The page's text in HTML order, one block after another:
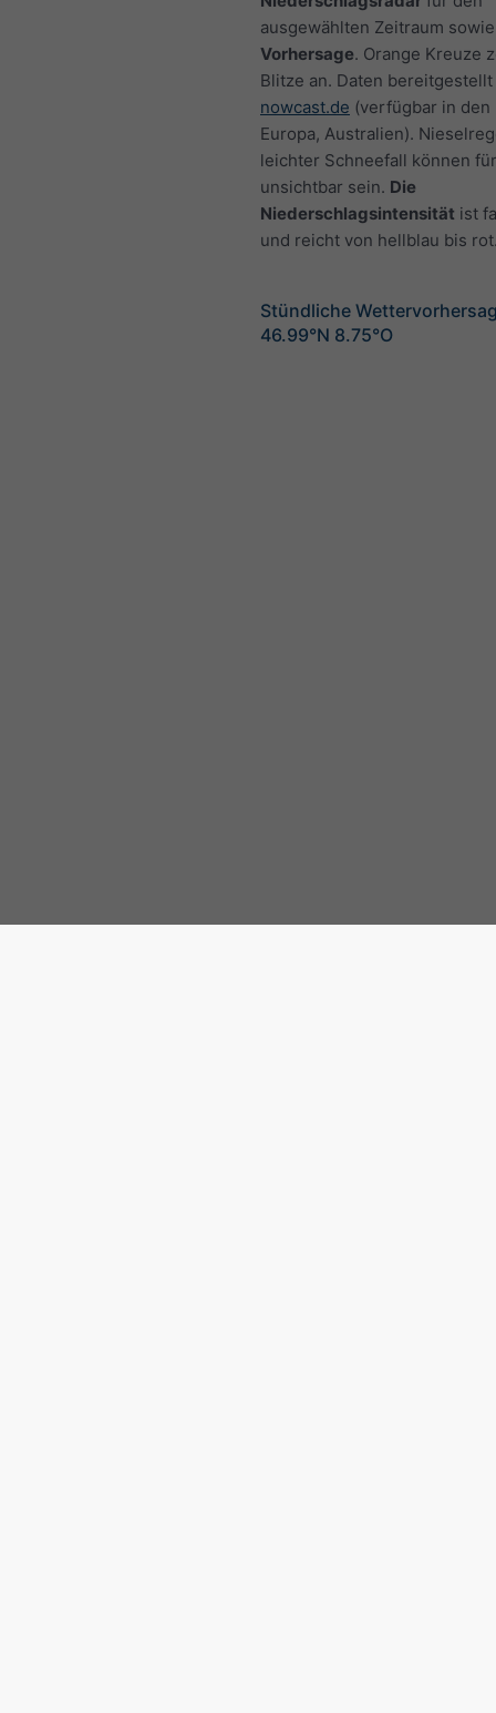
ausgewählten Zeitraum
Vorhersage. Orange Kreuze
Blitze an. Daten
nowcast.de (verfügbar in den
Europa, Australien).
leichter Schneefall können
unsichtbar sein. Die
Niederschlagsintensität ist
und reicht von hellblau bis
Stündliche
46.99°N 8.75°O